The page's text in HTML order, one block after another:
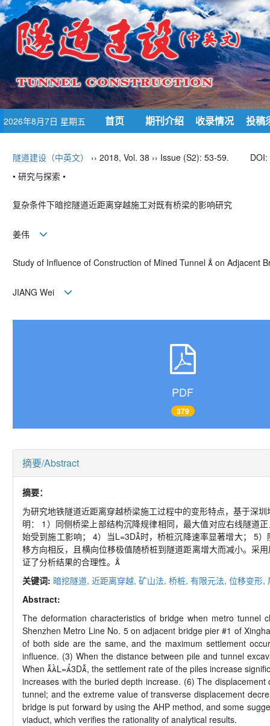
2026年8月7日 星期五 首页 期刊介绍 收录情况 投稿
隧道建设（中英文） ›› 2018, Vol. 38 ›› Issue (S2): 53-59. DOI:
• 研究与探索 •
复杂条件下暗挖隧道近距离穿越施工对既有桥梁的影响研究
姜伟
Study of Influence of Construction of Mined Tunnel  on Adjacent
JIANG Wei
PDF
379
摘要/Abstract
摘要：
为研究地铁隧道近距离穿越桥梁施工过程中的变形特点，基于深
明： 1）同侧桥梁上部结构沉降规律相同，最大值对应右线隧道
始受到施工影响； 4）当L=3D时，桥桩沉降速率显著增大； 5
移方向相反，且横向位移极值随桥桩到隧道距离增大而减小。采
证了分析结果的合理性。
关键词: 暗挖隧道, 近距离穿越, 矿山法, 桥桩, 有限元法, 位移变形,
Abstract:
The deformation characteristics of bridge when metro
Shenzhen Metro Line No. 5 on adjacent bridge pier #1 of
of both side are the same, and the maximum settlement
influence. (3) When the distance between pile and tunnel
When L=3D, the settlement rate of the piles increase
increases with the buried depth increase. (6) The
tunnel; and the extreme value of transverse displacement
bridge is put forward by using the AHP method, and some
viaduct, which verifies the rationality of analytical results.